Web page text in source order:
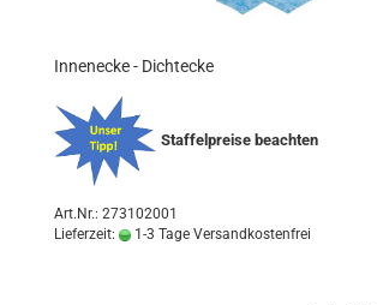
Innenecke - Dichtecke
Staffelpreise beachten
Art.Nr.: 273102001
Lieferzeit:
1-3 Tage Versandkostenfrei